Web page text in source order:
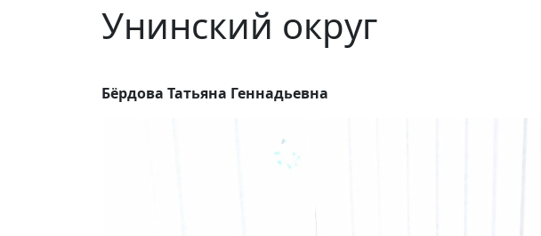
Унинский округ
Бёрдова Татьяна Геннадьевна